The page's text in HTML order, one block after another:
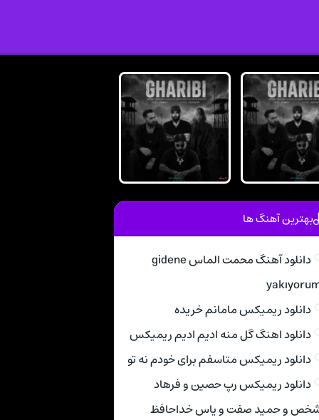
بهترین آهنگ ها
دانلود آهنگ محمت الماس gidene
دانلود ریمیکس مامانم خریده
دانلود اهنگ گل منه ادیم ادیم ریمیکس
دانلود ریمیکس متاسفم برای خودم نه تو
دانلود ریمیکس رپ حصین و فرهاد
و حمید صفت و یاس خداحافظ